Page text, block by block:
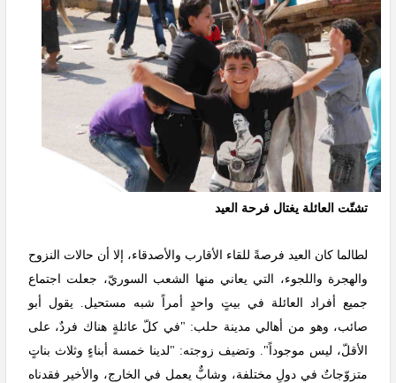
تشتّت العائلة يغتال فرحة العيد
لطالما كان العيد فرصةً للقاء الأقارب والأصدقاء، إلا أن حالات النزوح
والهجرة واللجوء، التي يعاني منها الشعب السوريّ، جعلت اجتماع
جميع أفراد العائلة في بيتٍ واحدٍ أمراً شبه مستحيل. يقول أبو
صائب، وهو من أهالي مدينة حلب: "في كلّ عائلةٍ هناك فردٌ، على
الأقلّ، ليس موجوداً". وتضيف زوجته: "لدينا خمسة أبناءٍ وثلاث بناتٍ
متزوّجاتٌ في دولٍ مختلفة، وشابٌّ يعمل في الخارج، والأخير فقدناه